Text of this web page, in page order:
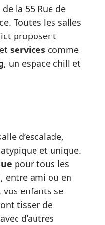
la 55 Rue de
Toutes les salles
proposent
services comme
, un espace chill et
d’escalade,
et unique.
pour tous les
entre ami ou en
vos enfants se
tisser de
avec d’autres